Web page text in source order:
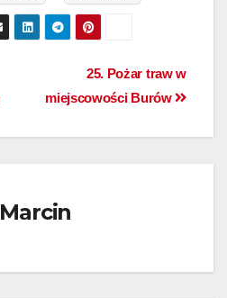
25. Pożar traw w
miejscowości Burów
Marcin